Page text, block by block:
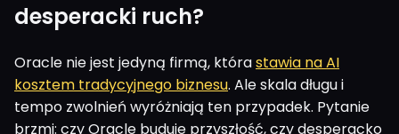
desperacki ruch?
Oracle nie jest jedyną firmą, którastawia na AI
kosztem tradycyjnego biznesu. Ale skala długu i
tempo zwolnień wyróżniają ten przypadek. Pytanie
brzmi: czy Oracle buduje przyszłość, czy desperacko